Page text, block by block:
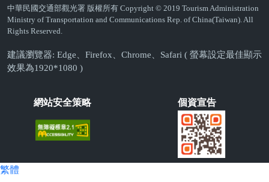
中華民國交通部觀光署 版權所有 Copyright © 2019 Tourism Administration
Ministry of Transportation and Communications Rep. of China(Taiwan). All
Rights Reserved.
建議瀏覽器: Edge、Firefox、Chrome、Safari ( 螢幕設定最佳顯示
效果為1920*1080 )
網站安全策略 個資宣告
繁體